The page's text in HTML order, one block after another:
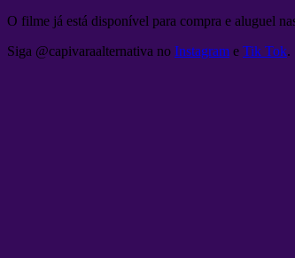
O filme já está disponível para compra e aluguel
Siga @capivaraalternativa no Instagram e Tik Tok.